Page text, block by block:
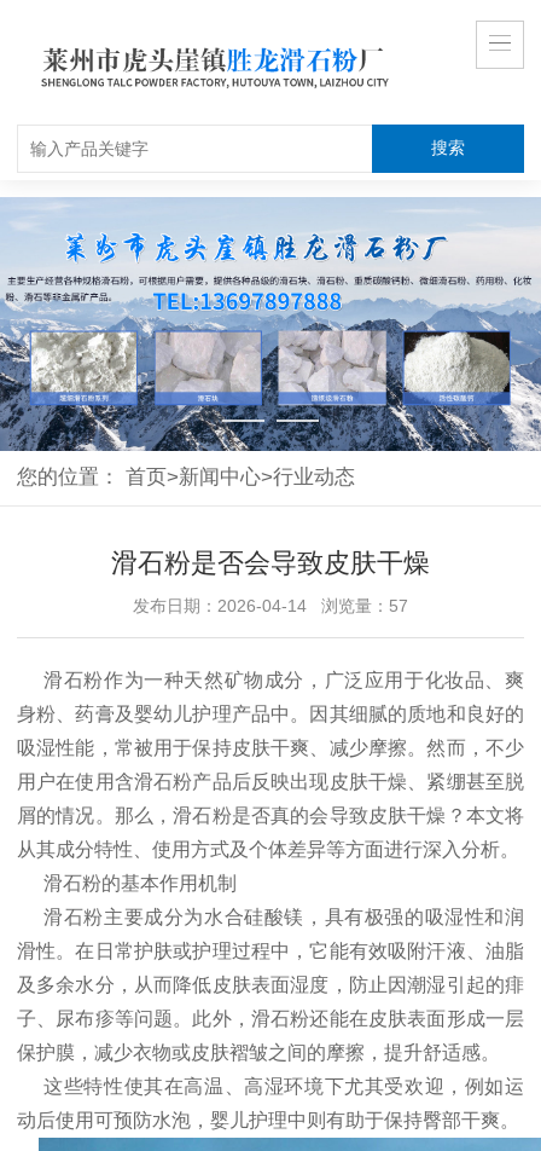
搜索
您的位置： 首页>新闻中心>行业动态
滑石粉是否会导致皮肤干燥
发布日期：2026-04-14 浏览量：57
滑石粉作为一种天然矿物成分，广泛应用于化妆品、爽
身粉、药膏及婴幼儿护理产品中。因其细腻的质地和良好的
吸湿性能，常被用于保持皮肤干爽、减少摩擦。然而，不少
用户在使用含滑石粉产品后反映出现皮肤干燥、紧绷甚至脱
屑的情况。那么，滑石粉是否真的会导致皮肤干燥？本文将
从其成分特性、使用方式及个体差异等方面进行深入分析。
滑石粉的基本作用机制
滑石粉主要成分为水合硅酸镁，具有极强的吸湿性和润
滑性。在日常护肤或护理过程中，它能有效吸附汗液、油脂
及多余水分，从而降低皮肤表面湿度，防止因潮湿引起的痱
子、尿布疹等问题。此外，滑石粉还能在皮肤表面形成一层
保护膜，减少衣物或皮肤褶皱之间的摩擦，提升舒适感。
这些特性使其在高温、高湿环境下尤其受欢迎，例如运
动后使用可预防水泡，婴儿护理中则有助于保持臀部干爽。